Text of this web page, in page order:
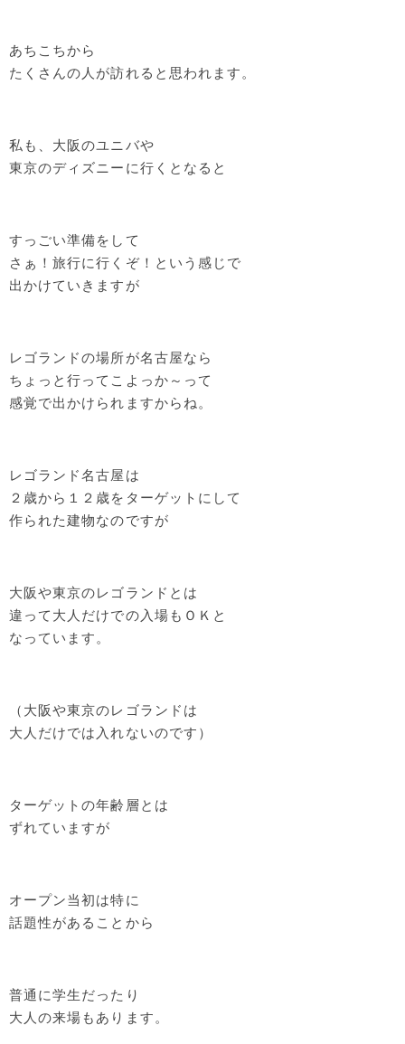
あちこちから
たくさんの人が訪れると思われます。
私も、大阪のユニバや
東京のディズニーに行くとなると
すっごい準備をして
さぁ！旅行に行くぞ！という感じで
出かけていきますが
レゴランドの場所が名古屋なら
ちょっと行ってこよっか～って
感覚で出かけられますからね。
レゴランド名古屋は
２歳から１２歳をターゲットにして
作られた建物なのですが
大阪や東京のレゴランドとは
違って大人だけでの入場もＯＫと
なっています。
（大阪や東京のレゴランドは
大人だけでは入れないのです）
ターゲットの年齢層とは
ずれていますが
オープン当初は特に
話題性があることから
普通に学生だったり
大人の来場もあります。